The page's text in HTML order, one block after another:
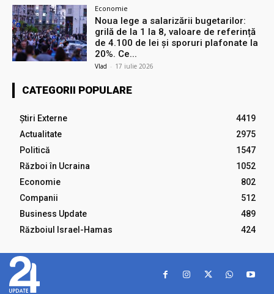
Economie
Noua lege a salarizării bugetarilor:
grilă de la 1 la 8, valoare de referință
de 4.100 de lei și sporuri plafonate la
20%. Ce...
Vlad - 17 iulie 2026
CATEGORII POPULARE
Știri Externe
4419
Actualitate
2975
Politică
1547
Război în Ucraina
1052
Economie
802
Companii
512
Business Update
489
Războiul Israel-Hamas
424